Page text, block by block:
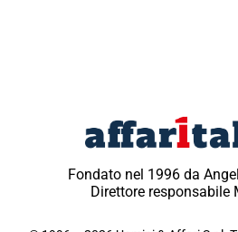
Fondato nel 1996 da
Direttore responsabile